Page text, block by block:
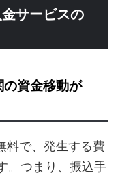
サービスの
資金移動が
料で、発生する費
。つまり、振込手